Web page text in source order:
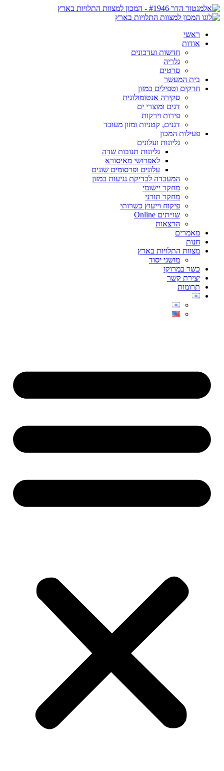
ראשי
אודות
חדשות ועדכונים
גלריה
סרטים
בית המעשר
חרקים וטפילים במזון
סקירה אנטומולוגית
דגים ומוצרי ים
פירות וירקות
דגנים, קטניות ומזון מעובד
פעילות המכון
גליונות ועלונים
גליונות תנובות שדה
לאפרושי מאיסורא
עלונים ופרסומים שונים
המעבדה לבדיקת נגיעות במזון
מחקר יישומי
מחקר תורני
פיקוח וייעוץ כשרותי
שו״תים Online
הרצאות
מאמרים
חנות
מצוות התלויות בארץ
מושגי יסוד
כשר במרוקו
יצירת קשר
תרומות